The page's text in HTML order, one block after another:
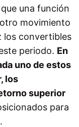
una función
movimiento
los convertibles
periodo. En
uno de estos
los
superior
para